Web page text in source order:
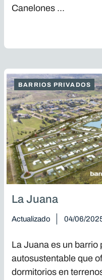
Canelones ...
BARRIOS PRIVADOS
La Juana
Actualizado 04/06/
La Juana es un barrio
autosustentable que
dormitorios en